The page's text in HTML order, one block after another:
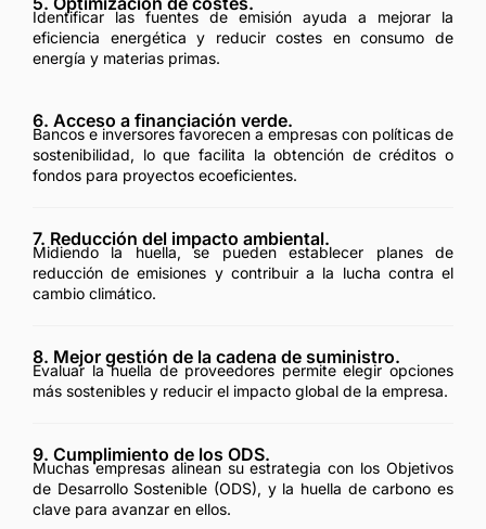
Identificar las fuentes de emisión ayuda a mejorar la
eficiencia energética y reducir costes en consumo de
energía y materias primas.
6. Acceso a financiación verde.
Bancos e inversores favorecen a empresas con políticas de
sostenibilidad, lo que facilita la obtención de créditos o
fondos para proyectos ecoeficientes.
7. Reducción del impacto ambiental.
Midiendo la huella, se pueden establecer planes de
reducción de emisiones y contribuir a la lucha contra el
cambio climático.
8. Mejor gestión de la cadena de suministro.
Evaluar la huella de proveedores permite elegir opciones
más sostenibles y reducir el impacto global de la empresa.
9. Cumplimiento de los ODS.
Muchas empresas alinean su estrategia con los Objetivos
de Desarrollo Sostenible (ODS), y la huella de carbono es
clave para avanzar en ellos.